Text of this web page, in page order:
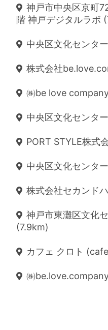
神戸市中央区京町
階 神戸デジタルラボ
中央区文化センタ
株式会社
㈱be love
中央区文化センタ
PORT STYLE株式
中央区文化センタ
株式会社セカンド
神戸市東灘区文化
(7.9km)
カフェ クロト
㈱